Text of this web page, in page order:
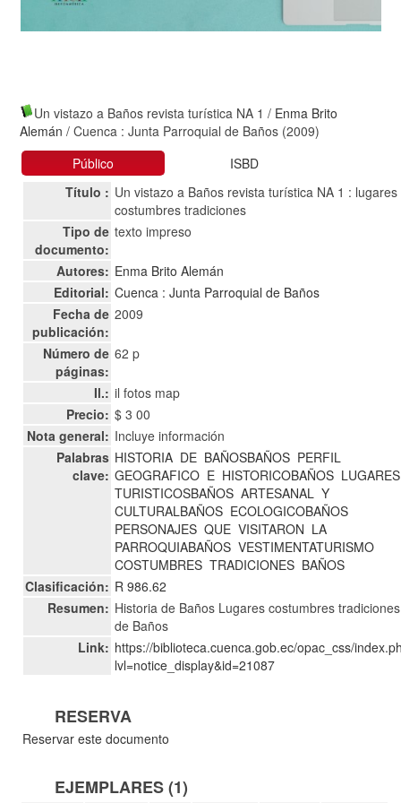
Un vistazo a Baños revista turística NA 1 / Enma Brito
Alemán / Cuenca : Junta Parroquial de Baños (2009)
Público
ISBD
Título : Un vistazo a Baños revista turística NA 1 : lugares
costumbres tradiciones
Tipo de
documento:
texto impreso
Autores: Enma Brito Alemán
Editorial: Cuenca : Junta Parroquial de Baños
Fecha de
publicación:
2009
Número de
páginas:
62 p
Il.: il fotos map
Precio: $ 3 00
Nota general: Incluye información
Palabras
clave:
HISTORIA DE BAÑOSBAÑOS PERFIL
GEOGRAFICO E HISTORICOBAÑOS LUGARES
TURISTICOSBAÑOS ARTESANAL Y
CULTURALBAÑOS ECOLOGICOBAÑOS
PERSONAJES QUE VISITARON LA
PARROQUIABAÑOS VESTIMENTATURISMO
COSTUMBRES TRADICIONES BAÑOS
Clasificación: R 986.62
Resumen: Historia de Baños Lugares costumbres tradiciones
de Baños
Link: https://biblioteca.cuenca.gob.ec/opac_css/
lvl=notice_display&id=21087
RESERVA
Reservar este documento
EJEMPLARES (1)